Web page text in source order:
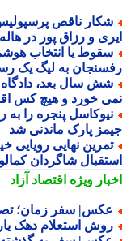
ناقص پرسپولیس در
و رزاق پور در هاله ای از ابهام،
یا انتخاب
به لیگ یک رسید!
سال بعد، دادگاه
خورد و هیچ کس
پنجره را به
پارک ماندنی شد
شاگردان کمالوند
ویژهاقتصاد آزاد
سفر زمان؛ تصویری از خیابان 15
استعلام دهک